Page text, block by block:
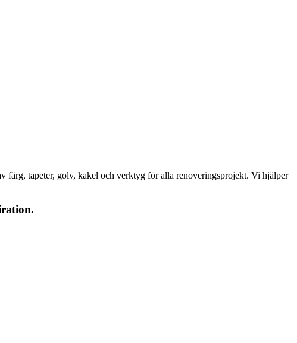
färg, tapeter, golv, kakel och verktyg för alla renoveringsprojekt. Vi hjälper